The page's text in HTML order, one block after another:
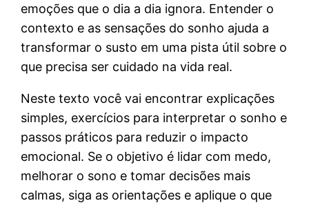
emoções que o dia a dia ignora. Entender o
contexto e as sensações do sonho ajuda a
transformar o susto em uma pista útil sobre o
que precisa ser cuidado na vida real.
Neste texto você vai encontrar explicações
simples, exercícios para interpretar o sonho e
passos práticos para reduzir o impacto
emocional. Se o objetivo é lidar com medo,
melhorar o sono e tomar decisões mais
calmas, siga as orientações e aplique o que